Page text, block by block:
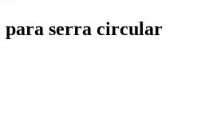
para serra circular